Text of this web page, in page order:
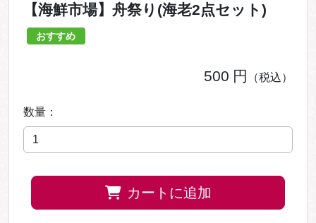
【海鮮市場】舟祭り(海老2点セット)
おすすめ
500 円 （税込）
数量：
カートに追加